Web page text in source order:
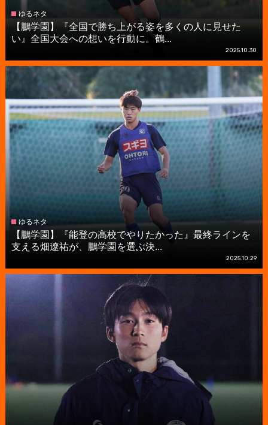
ゆるネタ
【鵬学園】『全国で勝ち上がる姿を多くの人に見せた
い』全国大会への想いを行動に。鶴...
2025.10.30
ゆるネタ
【鵬学園】『能登の高校でやりたかった』最終ラインを
支える畑遼祐が、鵬学園を選ぶ決...
2025.10.29